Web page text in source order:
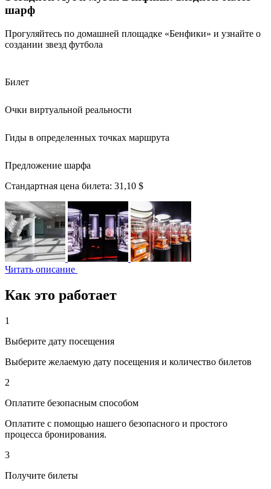
шарф
Прогуляйтесь по домашней площадке «Бенфики» и узнайте о
создании звезд футбола
Билет
Очки виртуальной реальности
Гиды в определенных точках маршрута
Предложение шарфа
Стандартная цена билета: 31,10 $
Читать описание
Как это работает
1
Выберите дату посещения
Выберите желаемую дату посещения и количество билетов
2
Оплатите безопасным способом
Оплатите с помощью нашего безопасного и простого
процесса бронирования.
3
Получите билеты